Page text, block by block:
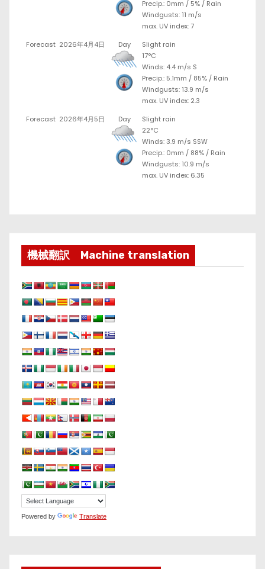
Precip.: 0mm / 5% / Rain
Windgusts: 11 m/s
max. UV index: 7
Forecast 2026年4月4日 Day
Slight rain
17°C
Winds: 4.4 m/s S
Precip.: 5.1mm / 85% / Rain
Windgusts: 13.9 m/s
max. UV index: 2.3
Forecast 2026年4月5日 Day
Slight rain
22°C
Winds: 3.9 m/s SSW
Precip.: 0mm / 88% / Rain
Windgusts: 10.9 m/s
max. UV index: 6.35
機械翻訳 Machine translation
Powered by Translate